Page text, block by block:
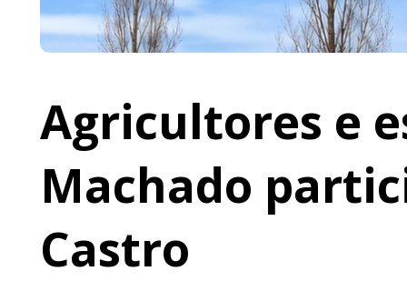
Agricultores e
Machado
Castro